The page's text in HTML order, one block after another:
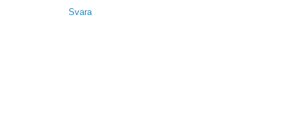
Svara